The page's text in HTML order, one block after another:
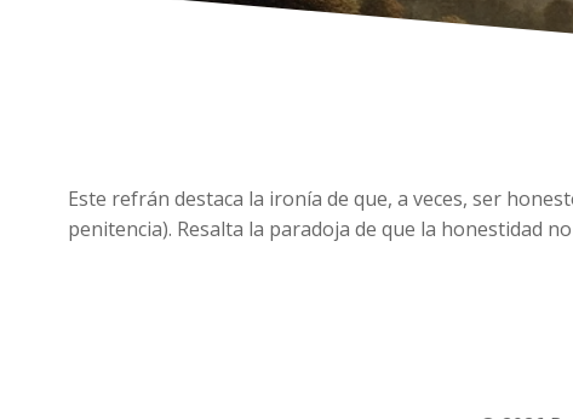
Este refrán destaca la ironía de que, a veces, ser
penitencia). Resalta la paradoja de que la honestidad